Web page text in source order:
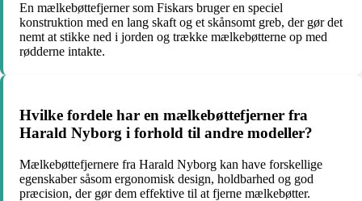
En mælkebøttefjerner som Fiskars bruger en speciel
konstruktion med en lang skaft og et skånsomt greb, der gør det
nemt at stikke ned i jorden og trække mælkebøtterne op med
rødderne intakte.
Hvilke fordele har en mælkebøttefjerner fra
Harald Nyborg i forhold til andre modeller?
Mælkebøttefjernere fra Harald Nyborg kan have forskellige
egenskaber såsom ergonomisk design, holdbarhed og god
præcision, der gør dem effektive til at fjerne mælkebøtter.